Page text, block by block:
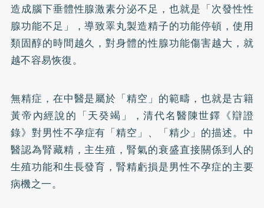
造成腦下垂體性腺激素分泌不足，也就是「次發性性
腺功能不足」，導致睪丸製造精子的功能停頓，使用
類固醇的時間越久，對身體的性腺功能傷害越大，就
越不容易恢復。
無精症，在中醫是屬於「精空」的範疇，也就是古籍
黃帝內經說的「天癸竭」，清代名醫陳世鐸《辯證
錄》對男性不孕症有「精空」、「精少」的描述。中
醫認為腎藏精，主生殖，腎氣的衰盛直接關係到人的
生殖功能和生長發育，腎精虧損是男性不孕症的主要
病機之一。